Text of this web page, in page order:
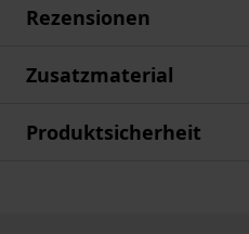
Rezensionen
Zusatzmaterial
Produktsicherheit